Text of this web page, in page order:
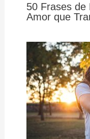
50 Frases de
Amor que